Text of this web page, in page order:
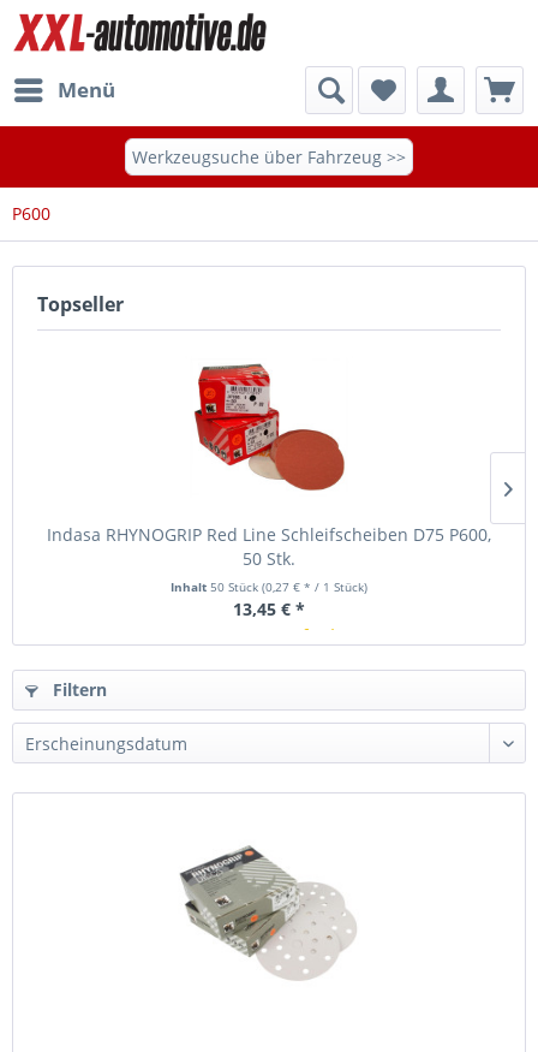
Menü
Werkzeugsuche über Fahrzeug >>
P600
Topseller
Indasa RHYNOGRIP Red Line Schleifscheiben D75 P600,
50 Stk.
Inhalt 50 Stück (0,27 € * / 1 Stück)
13,45 € *
In Kürze verfügbar
Filtern